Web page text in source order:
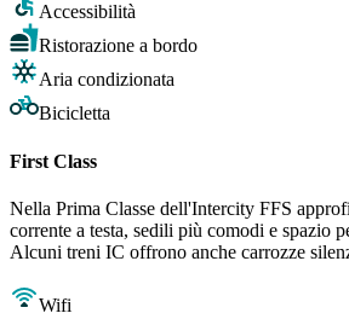
Accessibilità
Ristorazione a bordo
Aria condizionata
Bicicletta
First Class
Nella Prima Classe dell'Intercity FFS
corrente a testa, sedili più comodi e spazio
Alcuni treni IC offrono anche carrozze
Wifi